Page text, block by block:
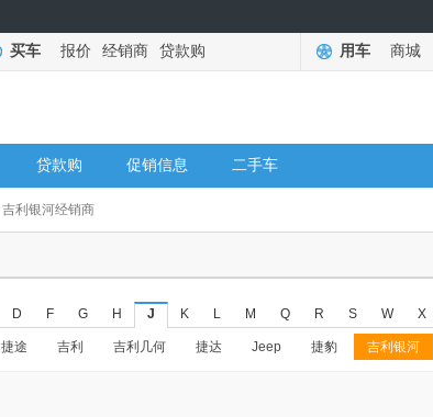
买车 报价 经销商 贷款购 用车 商城
贷款购 促销信息 二手车
吉利银河经销商
D F G H J K L M Q R S W X
捷途 吉利 吉利几何 捷达 Jeep 捷豹 吉利银河